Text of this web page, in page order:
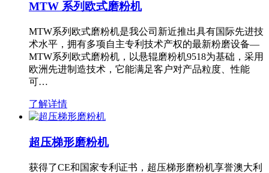
MTW 系列欧式磨粉机
MTW系列欧式磨粉机是我公司新近推出具有国际先进技
术水平，拥有多项自主专利技术产权的最新粉磨设备—
MTW系列欧式磨粉机，以悬辊磨粉机9518为基础，采用
欧洲先进制造技术，它能满足客户对产品粒度、性能
可…
了解详情
超压梯形磨粉机
获得了CE和国家专利证书，超压梯形磨粉机享誉澳大利